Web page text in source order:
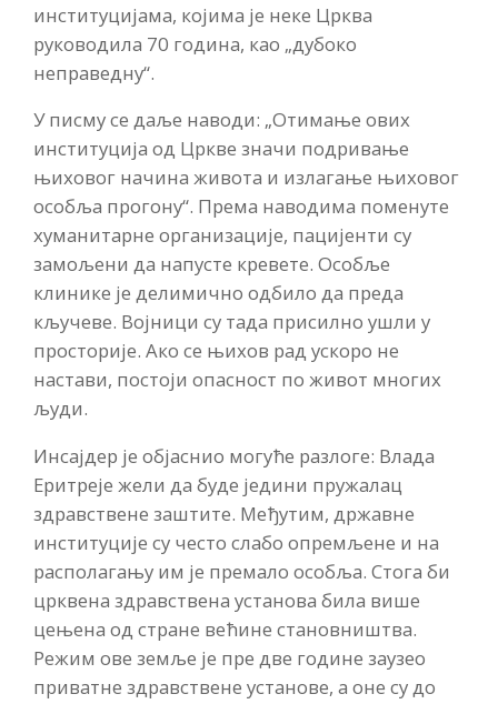
институцијама, којима је неке Црква
руководила 70 година, као „дубоко
неправедну“.
У писму се даље наводи: „Отимање ових
институција од Цркве значи подривање
њиховог начина живота и излагање њиховог
особља прогону“. Према наводима поменуте
хуманитарне организације, пацијенти су
замољени да напусте кревете. Особље
клинике је делимично одбило да преда
кључеве. Војници су тада присилно ушли у
просторије. Ако се њихов рад ускоро не
настави, постоји опасност по живот многих
људи.
Инсајдер је објаснио могуће разлоге: Влада
Еритреје жели да буде једини пружалац
здравствене заштите. Међутим, државне
институције су често слабо опремљене и на
располагању им је премало особља. Стога би
црквена здравствена установа била више
цењена од стране већине становништва.
Режим ове земље је пре две године заузео
приватне здравствене установе, а оне су до